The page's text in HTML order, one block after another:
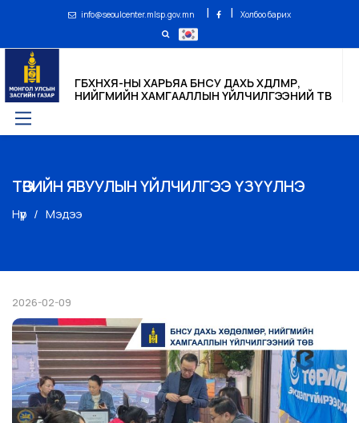
info@seoulcenter.mlsp.gov.mn | | Холбоо барих
ГБХНХЯ-НЫ ХАРЬЯА БНСУ ДАХЬ ХӨДӨЛМӨР,
НИЙГМИЙН ХАМГААЛЛЫН ҮЙЛЧИЛГЭЭНИЙ ТӨВ
ТӨВИЙН ЯВУУЛЫН ҮЙЛЧИЛГЭЭ ҮЗҮҮЛНЭ
Нүүр Мэдээ
2026-02-09